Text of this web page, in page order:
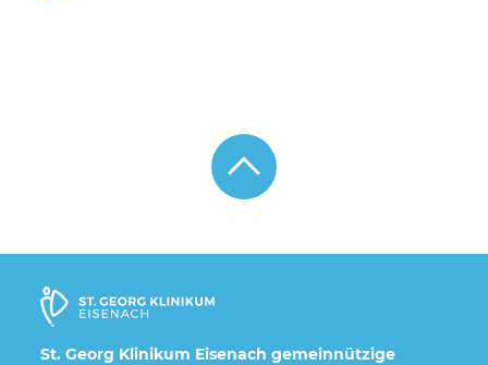
St. Georg Klinikum Eisenach gemeinnützige